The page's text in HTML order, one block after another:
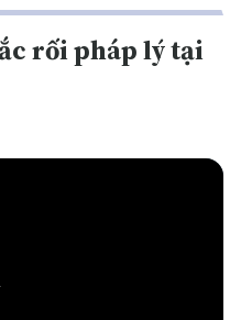
rối pháp lý tại